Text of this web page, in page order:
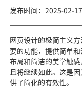
发布时间：2025-02-17
网页设计的极简主义
要的功能，提供简单
布局和简洁的美学触
且将继续如此。这是
供了简化的有效性。